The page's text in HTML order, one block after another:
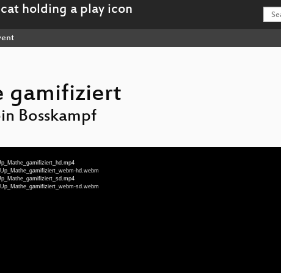
gamifiziert
Bosskampf
hd.webm
sd.webm